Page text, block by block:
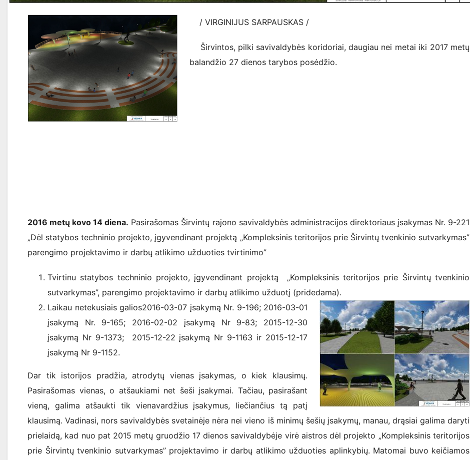
/ VIRGINIJUS SARPAUSKAS /
Širvintos, pilki savivaldybės koridoriai, daugiau nei metai iki 2017 metų
balandžio 27 dienos tarybos posėdžio.
2016 metų kovo 14 diena. Pasirašomas Širvintų rajono savivaldybės administracijos direktoriaus įsakymas Nr. 9-221
„Dėl statybos techninio projekto, įgyvendinant projektą „Kompleksinis teritorijos prie Širvintų tvenkinio sutvarkymas”
parengimo projektavimo ir darbų atlikimo užduoties tvirtinimo”
Tvirtinu statybos techninio projekto, įgyvendinant projektą „Kompleksinis teritorijos prie Širvintų tvenkinio
sutvarkymas”, parengimo projektavimo ir darbų atlikimo užduotį (pridedama).
Laikau netekusiais galios2016-03-07 įsakymą Nr. 9-196; 2016-03-01
įsakymą Nr. 9-165; 2016-02-02 įsakymą Nr 9-83; 2015-12-30
įsakymą Nr 9-1373; 2015-12-22 įsakymą Nr 9-1163 ir 2015-12-17
įsakymą Nr 9-1152.
Dar tik istorijos pradžia, atrodytų vienas įsakymas, o kiek klausimų.
Pasirašomas vienas, o atšaukiami net šeši įsakymai. Tačiau, pasirašant
vieną, galima atšaukti tik vienavardžius įsakymus, liečiančius tą patį
klausimą. Vadinasi, nors savivaldybės svetainėje nėra nei vieno iš minimų šešių įsakymų, manau, drąsiai galima daryti
prielaidą, kad nuo pat 2015 metų gruodžio 17 dienos savivaldybėje virė aistros dėl projekto „Kompleksinis teritorijos
prie Širvintų tvenkinio sutvarkymas” projektavimo ir darbų atlikimo užduoties aplinkybių. Matomai buvo keičiamos